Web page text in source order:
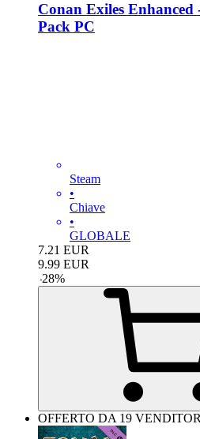
Conan Exiles Enhanced
Pack PC
Steam
•
Chiave
•
GLOBALE
7.21 EUR
9.99 EUR
-28%
OFFERTO DA 19